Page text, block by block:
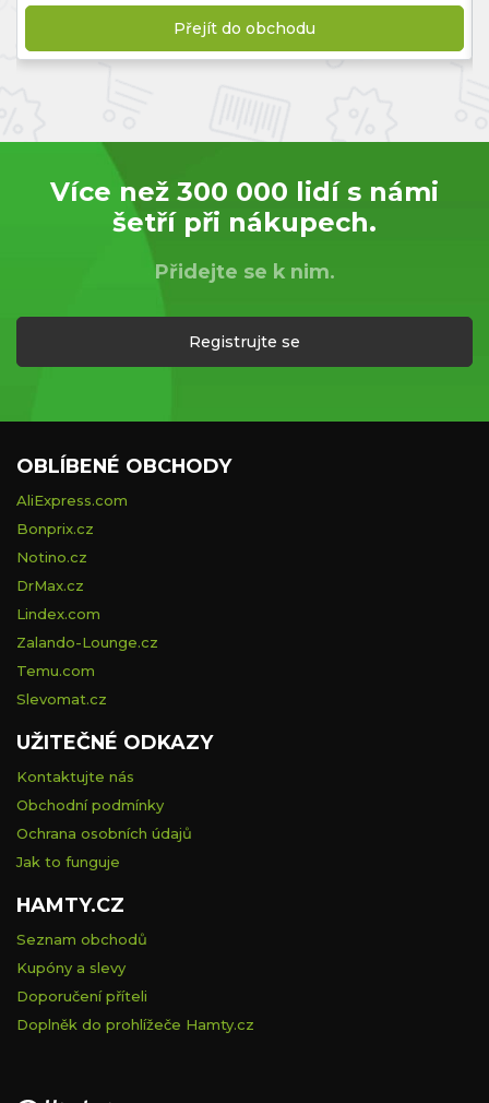
Přejít do obchodu
Více než 300 000 lidí s námi
šetří při nákupech.
Přidejte se k nim.
Registrujte se
OBLÍBENÉ OBCHODY
AliExpress.com
Bonprix.cz
Notino.cz
DrMax.cz
Lindex.com
Zalando-Lounge.cz
Temu.com
Slevomat.cz
UŽITEČNÉ ODKAZY
Kontaktujte nás
Obchodní podmínky
Ochrana osobních údajů
Jak to funguje
HAMTY.CZ
Seznam obchodů
Kupóny a slevy
Doporučení příteli
Doplněk do prohlížeče Hamty.cz